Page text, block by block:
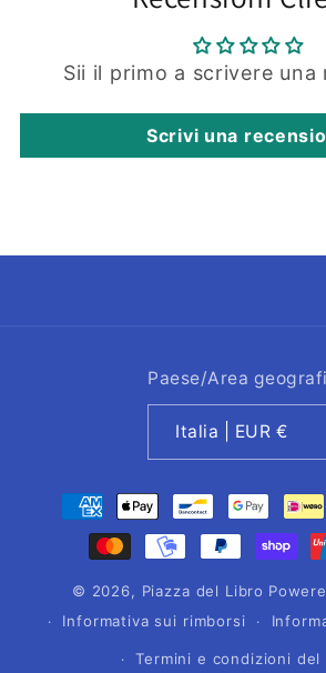
Sii il primo a scrivere una
Scrivi una
Paese/Area
Italia | EUR €
Metodi
pagamento
© 2026, Piazza del Libro
Informativa sui rimborsi
Termini e condizioni del